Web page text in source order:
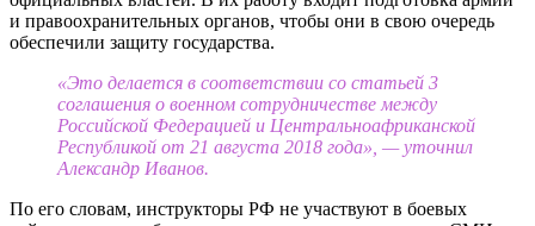
и правоохранительных органов, чтобы они в свою очередь
обеспечили защиту государства.
«Это делается в соответствии со статьей 3
соглашения о военном сотрудничестве между
Российской Федерацией и Центральноафриканской
Республикой от 21 августа 2018 года», — уточнил
Александр Иванов.
По его словам, инструкторы РФ не участвуют в боевых